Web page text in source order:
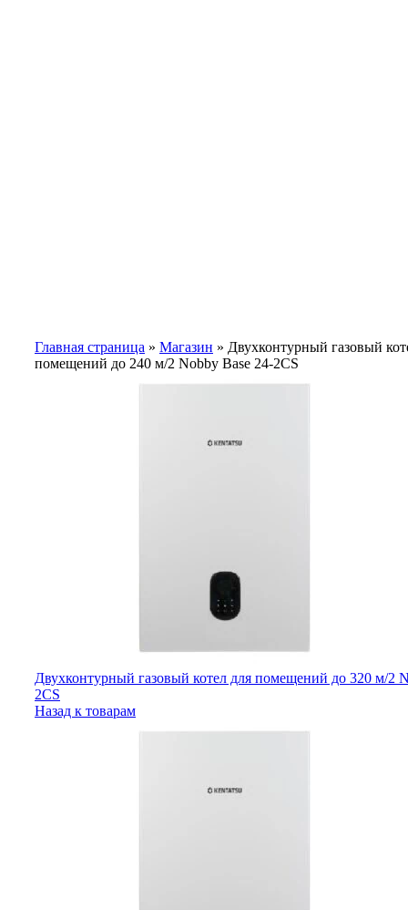
Главная страница » Магазин » Двухконтурный газовый
помещений до 240 м/2 Nobby Base 24-2CS
Двухконтурный газовый котел для помещений до 320 м/2
2CS
Назад к товарам